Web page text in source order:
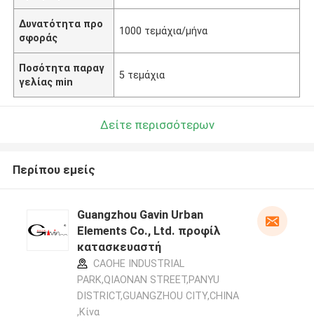
Δυνατότητα προ
σφοράς
1000 τεμάχια/μήνα
Ποσότητα παραγ
γελίας min
5 τεμάχια
Δείτε περισσότερων
Περίπου εμείς
Guangzhou Gavin Urban
Elements Co., Ltd. προφίλ
κατασκευαστή
CAOHE INDUSTRIAL
PARK,QIAONAN STREET,PANYU
DISTRICT,GUANGZHOU CITY,CHINA
,Κίνα